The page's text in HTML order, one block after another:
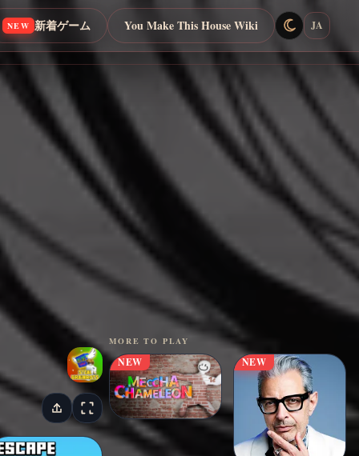
NEW 新着ゲーム You Make This House Wiki JA
MORE TO PLAY
NEW NEW